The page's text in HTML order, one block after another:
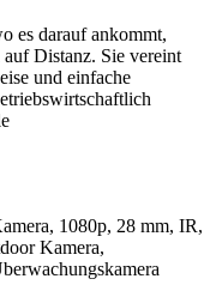
es darauf ankommt,
Distanz. Sie vereint
und einfache
1080p, 28 mm, IR,
Kamera,